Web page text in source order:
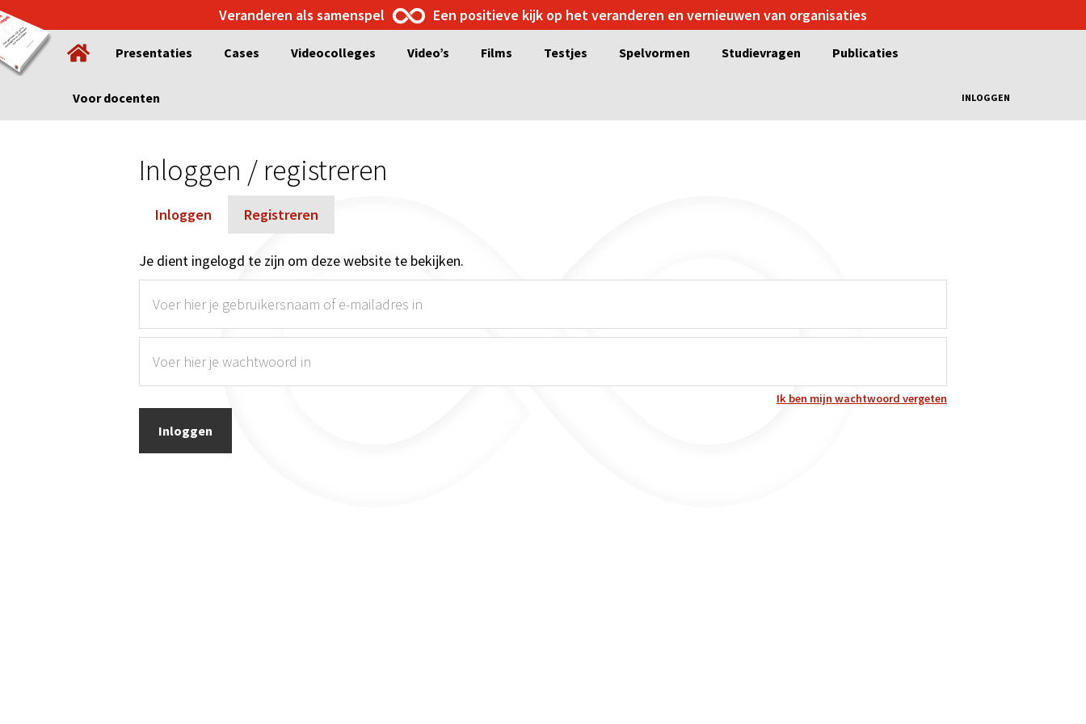
Spring
naar
de
hoofdnavigatie
Door
naar
de
hoofd
Veranderen als samenspel Een positieve kijk op het veranderen en vernieuwen van organisaties
Presentaties Cases Videocolleges Video’s Films Testjes Spelvormen Studievragen Publicaties
Voor docenten INLOGGEN
Inloggen / registreren
Inloggen Registreren
Je dient ingelogd te zijn om deze website te bekijken.
Ik ben mijn wachtwoord vergeten